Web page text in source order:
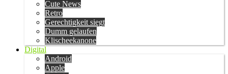
Cute News
Retro
Gerechtigkeit siegt
Dumm gelaufen
Klischeekanone
Digital
Android
Apple